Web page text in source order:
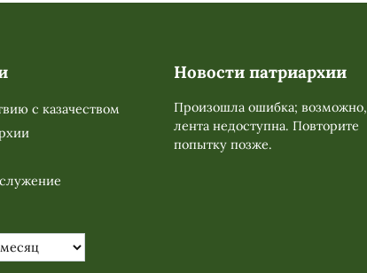
с казачеством
Новости патриархии
Произошла ошибка; возможно,
лента недоступна. Повторите
попытку позже.